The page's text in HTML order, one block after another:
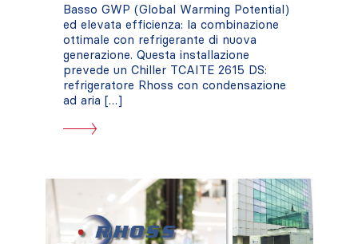
Basso GWP (Global Warming Potential)
ed elevata efficienza: la combinazione
ottimale con refrigerante di nuova
generazione. Questa installazione
prevede un Chiller TCAITE 2615 DS:
refrigeratore Rhoss con condensazione
ad aria […]